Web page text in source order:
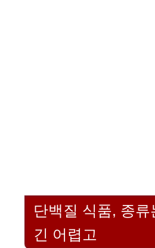
단백질 식품, 종류
긴 어렵고